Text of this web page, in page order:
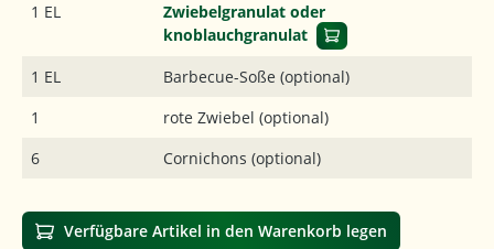
1 EL
Zwiebelgranulat oder
knoblauchgranulat
1 EL
Barbecue-Soße (optional)
1
rote Zwiebel (optional)
6
Cornichons (optional)
Verfügbare Artikel in den Warenkorb legen